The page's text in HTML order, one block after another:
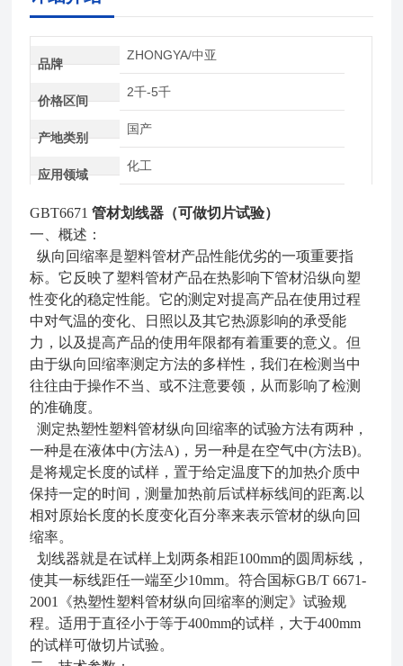
品牌
ZHONGYA/中亚
价格区间
2千-5千
产地类别
国产
应用领域
化工
GBT6671管材划线器（可做切片试验）
一、概述：
纵向回缩率是塑料管材产品性能优劣的一项重要指
标。它反映了塑料管材产品在热影响下管材沿纵向塑
性变化的稳定性能。它的测定对提高产品在使用过程
中对气温的变化、日照以及其它热源影响的承受能
力，以及提高产品的使用年限都有着重要的意义。但
由于纵向回缩率测定方法的多样性，我们在检测当中
往往由于操作不当、或不注意要领，从而影响了检测
的准确度。
测定热塑性塑料管材纵向回缩率的试验方法有两种，
一种是在液体中(方法A)，另一种是在空气中(方法B)。
是将规定长度的试样，置于给定温度下的加热介质中
保持一定的时间，测量加热前后试样标线间的距离.以
相对原始长度的长度变化百分率来表示管材的纵向回
缩率。
划线器就是在试样上划两条相距100mm的圆周标线，
使其一标线距任一端至少10mm。符合国标GB/T 6671-
2001《热塑性塑料管材纵向回缩率的测定》试验规
程。适用于直径小于等于400mm的试样，大于400mm
的试样可做切片试验。